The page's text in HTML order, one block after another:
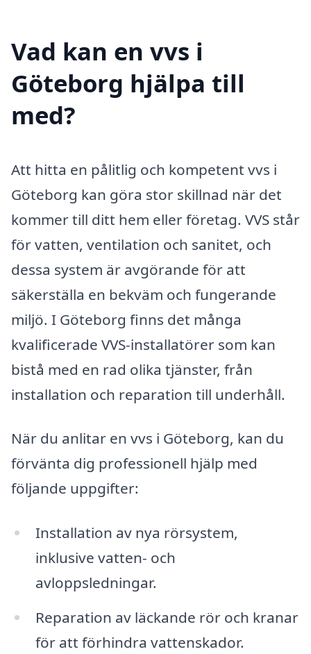
Vad kan en vvs i
Göteborg hjälpa till
med?
Att hitta en pålitlig och kompetent vvs i
Göteborg kan göra stor skillnad när det
kommer till ditt hem eller företag. VVS står
för vatten, ventilation och sanitet, och
dessa system är avgörande för att
säkerställa en bekväm och fungerande
miljö. I Göteborg finns det många
kvalificerade VVS-installatörer som kan
bistå med en rad olika tjänster, från
installation och reparation till underhåll.
När du anlitar en vvs i Göteborg, kan du
förvänta dig professionell hjälp med
följande uppgifter:
Installation av nya rörsystem,
inklusive vatten- och
avloppsledningar.
Reparation av läckande rör och kranar
för att förhindra vattenskador.